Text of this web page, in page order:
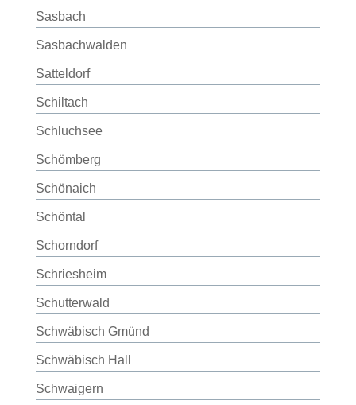
Sasbach
Sasbachwalden
Satteldorf
Schiltach
Schluchsee
Schömberg
Schönaich
Schöntal
Schorndorf
Schriesheim
Schutterwald
Schwäbisch Gmünd
Schwäbisch Hall
Schwaigern